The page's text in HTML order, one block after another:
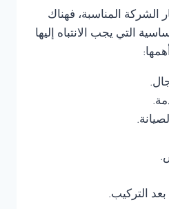
الشركة المناسبة، فهناك
التي يجب الانتباه إليها
التركيب.